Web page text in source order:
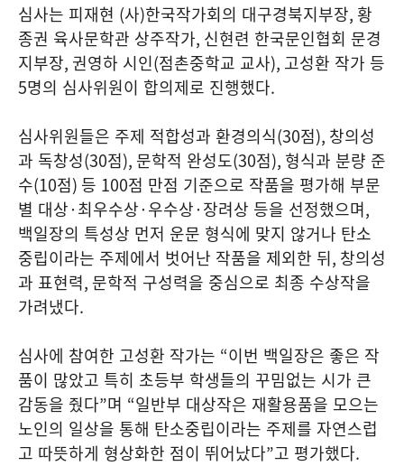
심사는 피재현 (사)한국작가회의 대구경북지부장, 황
종권 육사문학관 상주작가, 신현련 한국문인협회 문경
지부장, 권영하 시인(점촌중학교 교사), 고성환 작가 등
5명의 심사위원이 합의제로 진행했다.
심사위원들은 주제 적합성과 환경의식(30점), 창의성
과 독창성(30점), 문학적 완성도(30점), 형식과 분량 준
수(10점) 등 100점 만점 기준으로 작품을 평가해 부문
별 대상·최우수상·우수상·장려상 등을 선정했으며,
백일장의 특성상 먼저 운문 형식에 맞지 않거나 탄소
중립이라는 주제에서 벗어난 작품을 제외한 뒤, 창의성
과 표현력, 문학적 구성력을 중심으로 최종 수상작을
가려냈다.
심사에 참여한 고성환 작가는 “이번 백일장은 좋은 작
품이 많았고 특히 초등부 학생들의 꾸밈없는 시가 큰
감동을 줬다”며 “일반부 대상작은 재활용품을 모으는
노인의 일상을 통해 탄소중립이라는 주제를 자연스럽
고 따뜻하게 형상화한 점이 뛰어났다”고 평가했다.